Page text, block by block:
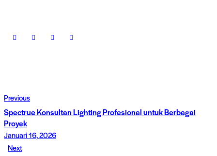
Previous
Spectrue Konsultan Lighting Profesional untuk Berbagai
Proyek
Januari 16, 2026
Next